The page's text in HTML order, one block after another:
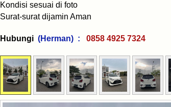
Kondisi sesuai di foto
Surat-surat dijamin Aman
Hubungi (Herman) : 0858 4925 7324